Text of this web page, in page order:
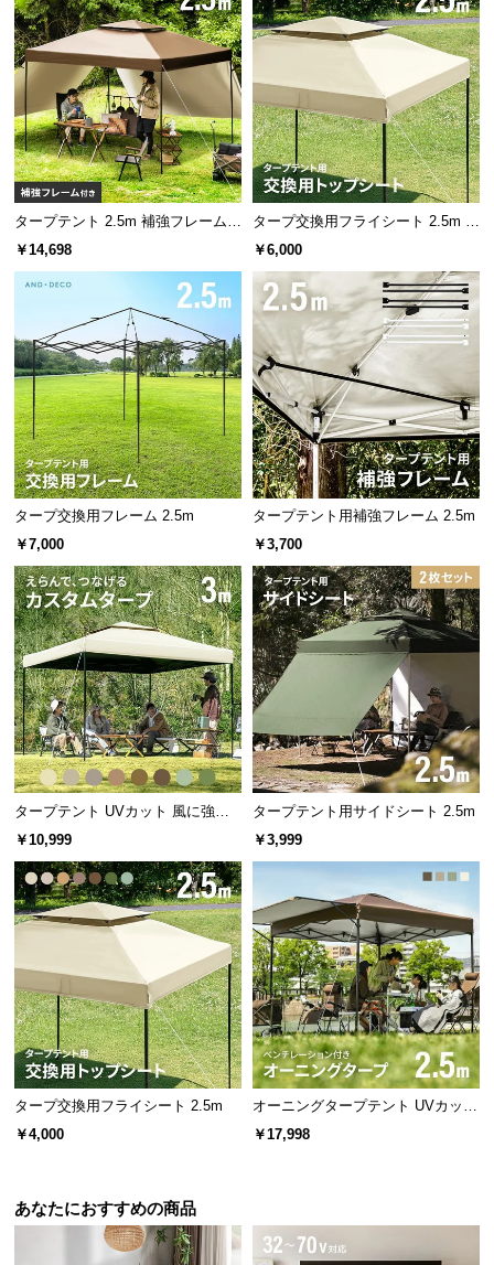
o.,
タープテント 2.5m 補強フレームセ
ット
￥14,698
タープ交換用フライシート 2.5m ブ
ラックコーティング
￥6,000
タープ交換用フレーム 2.5m
￥7,000
タープテント用補強フレーム 2.5m
￥3,700
タープテント UVカット 風に強い
防水 新開発のブラックコーティン
グタイプも 3m
￥10,999
タープテント用サイドシート 2.5m
￥3,999
タープ交換用フライシート 2.5m
￥4,000
オーニングタープテント UVカット
風に強い 防水 新開発のブラックコ
￥17,998
あなたにおすすめの商品